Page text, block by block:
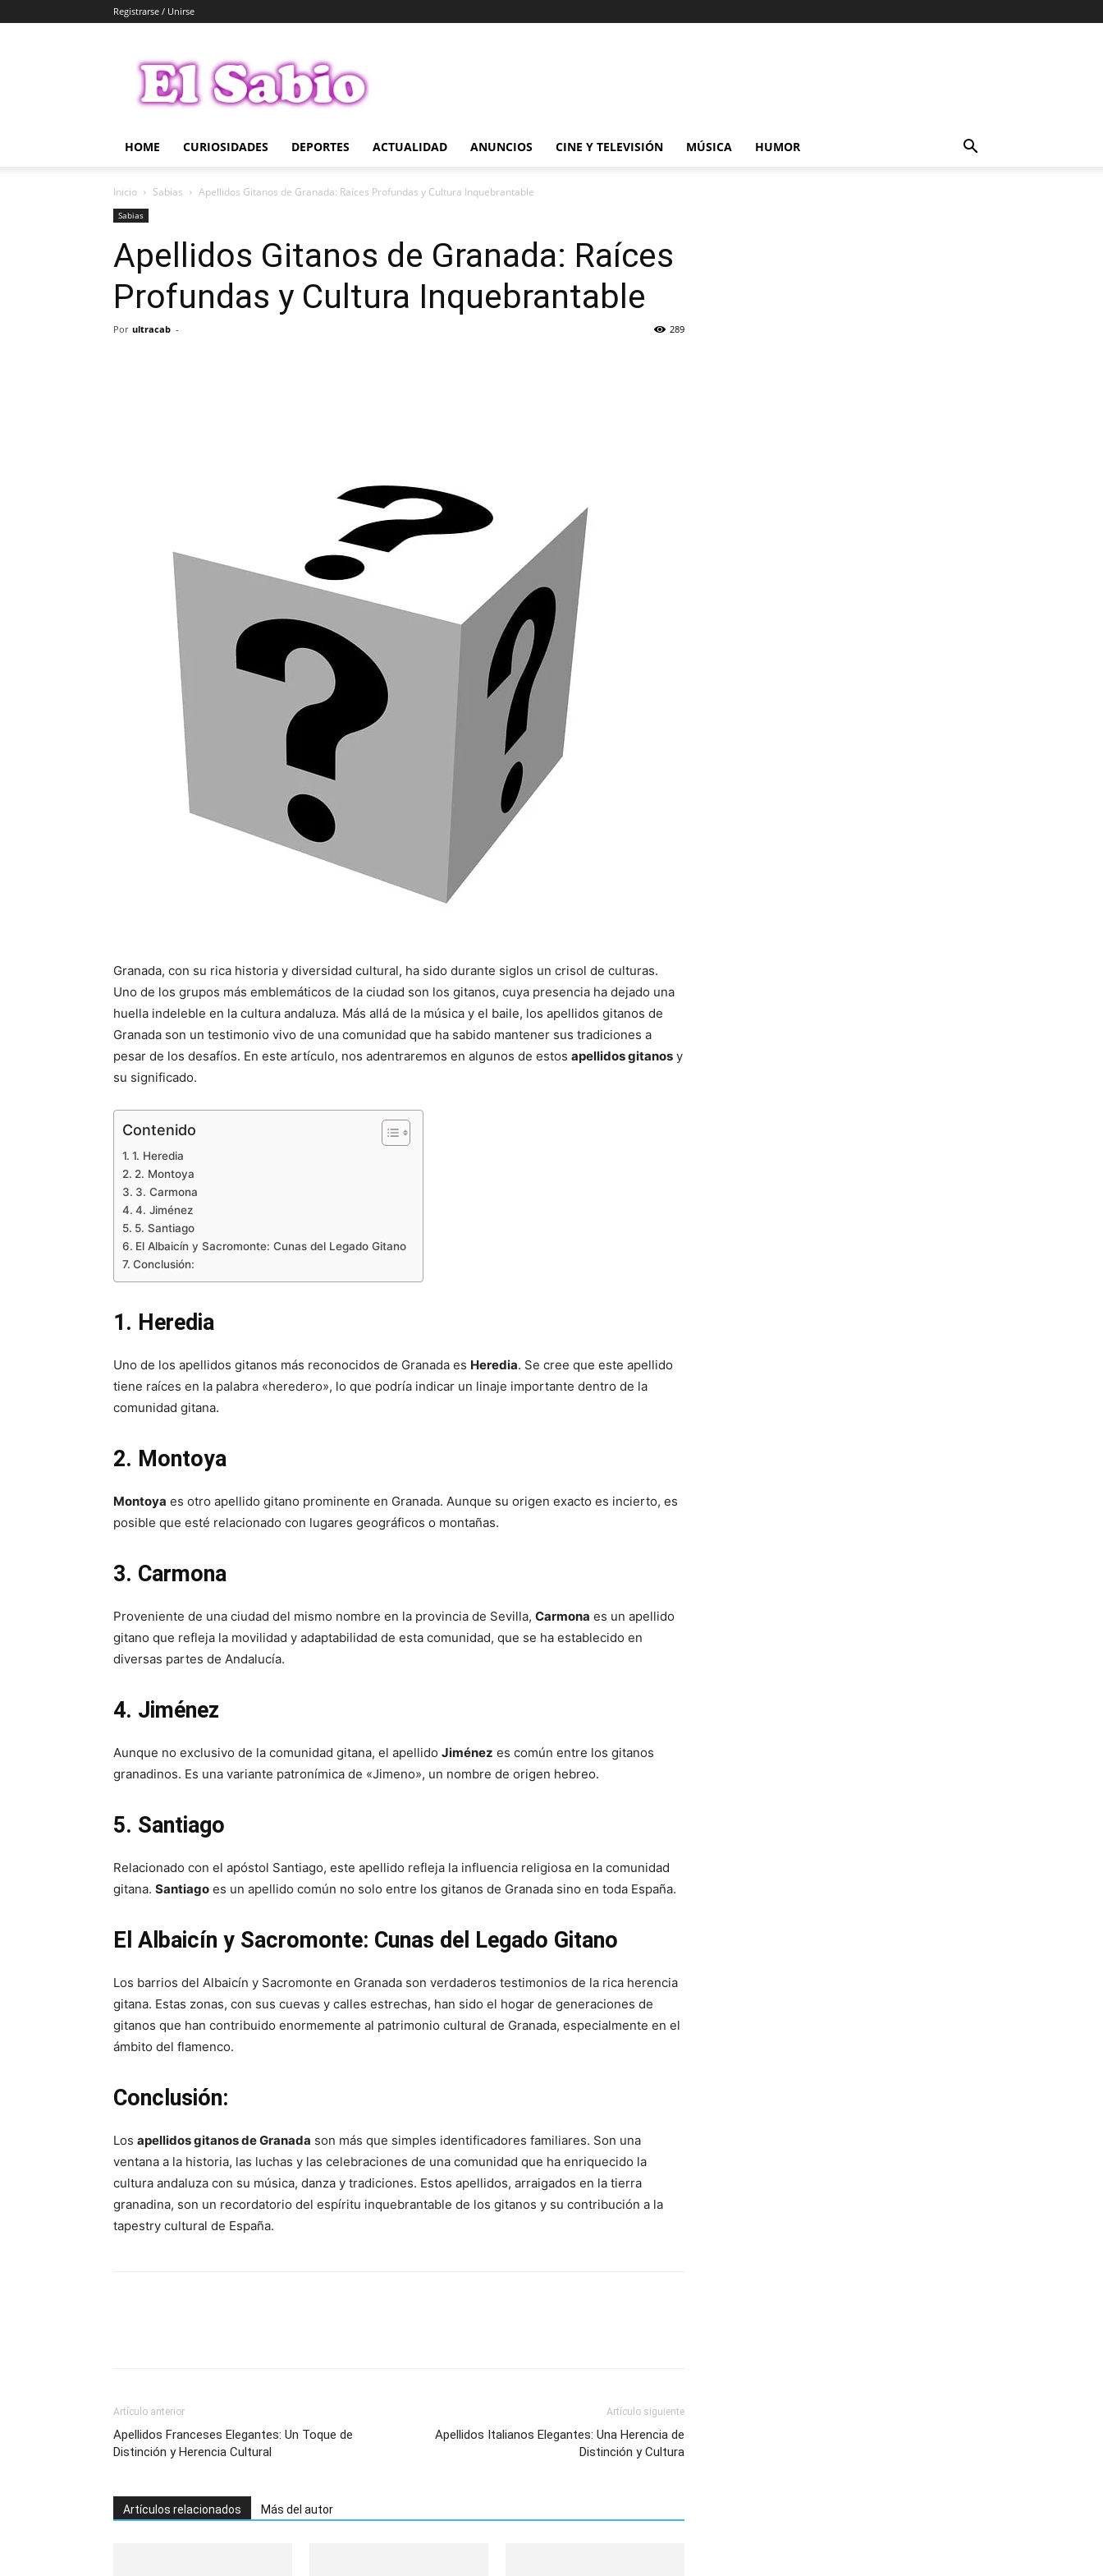
Registrarse / Unirse
Sabio
HOME CURIOSIDADES DEPORTES ACTUALIDAD ANUNCIOS CINE Y TELEVISIÓN MÚSICA HUMOR
Inicio Sabias Apellidos Gitanos de Granada: Raíces Profundas y Cultura Inquebrantable
Sabias
Apellidos Gitanos de Granada: Raíces
Profundas y Cultura Inquebrantable
Por ultracab - 289
Granada, con su rica historia y diversidad cultural, ha sido durante siglos un crisol de culturas.
Uno de los grupos más emblemáticos de la ciudad son los gitanos, cuya presencia ha dejado una
huella indeleble en la cultura andaluza. Más allá de la música y el baile, los apellidos gitanos de
Granada son un testimonio vivo de una comunidad que ha sabido mantener sus tradiciones a
pesar de los desafíos. En este artículo, nos adentraremos en algunos de estos apellidos gitanos y
su significado.
Contenido
1. Heredia
2. Montoya
3. Carmona
4. Jiménez
5. Santiago
El Albaicín y Sacromonte: Cunas del Legado Gitano
Conclusión:
1. Heredia
Uno de los apellidos gitanos más reconocidos de Granada es Heredia. Se cree que este apellido
tiene raíces en la palabra «heredero», lo que podría indicar un linaje importante dentro de la
comunidad gitana.
2. Montoya
Montoya es otro apellido gitano prominente en Granada. Aunque su origen exacto es incierto, es
posible que esté relacionado con lugares geográficos o montañas.
3. Carmona
Proveniente de una ciudad del mismo nombre en la provincia de Sevilla, Carmona es un apellido
gitano que refleja la movilidad y adaptabilidad de esta comunidad, que se ha establecido en
diversas partes de Andalucía.
4. Jiménez
Aunque no exclusivo de la comunidad gitana, el apellido Jiménez es común entre los gitanos
granadinos. Es una variante patronímica de «Jimeno», un nombre de origen hebreo.
5. Santiago
Relacionado con el apóstol Santiago, este apellido refleja la influencia religiosa en la comunidad
gitana. Santiago es un apellido común no solo entre los gitanos de Granada sino en toda España.
El Albaicín y Sacromonte: Cunas del Legado Gitano
Los barrios del Albaicín y Sacromonte en Granada son verdaderos testimonios de la rica herencia
gitana. Estas zonas, con sus cuevas y calles estrechas, han sido el hogar de generaciones de
gitanos que han contribuido enormemente al patrimonio cultural de Granada, especialmente en el
ámbito del flamenco.
Conclusión:
Los apellidos gitanos de Granada son más que simples identificadores familiares. Son una
ventana a la historia, las luchas y las celebraciones de una comunidad que ha enriquecido la
cultura andaluza con su música, danza y tradiciones. Estos apellidos, arraigados en la tierra
granadina, son un recordatorio del espíritu inquebrantable de los gitanos y su contribución a la
tapestry cultural de España.
Artículo anterior
Apellidos Franceses Elegantes: Un Toque de
Distinción y Herencia Cultural
Artículo siguiente
Apellidos Italianos Elegantes: Una Herencia de
Distinción y Cultura
Artículos relacionados Más del autor